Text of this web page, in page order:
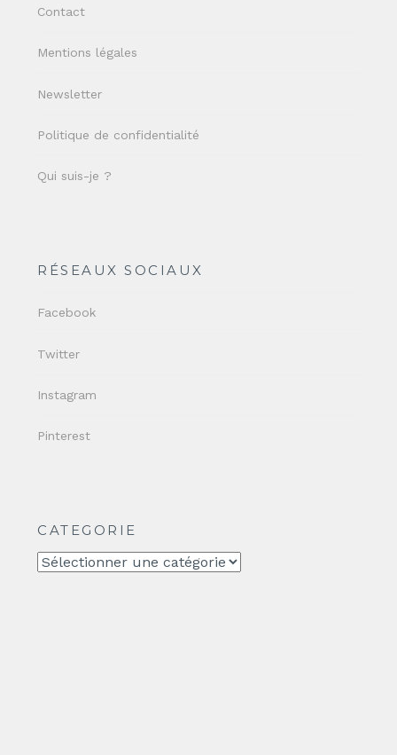
Contact
Mentions légales
Newsletter
Politique de confidentialité
Qui suis-je ?
RÉSEAUX SOCIAUX
Facebook
Twitter
Instagram
Pinterest
CATEGORIE
CATEGORIE